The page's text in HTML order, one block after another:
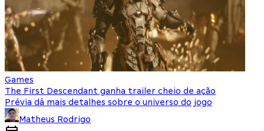
Games
The First Descendant ganha trailer cheio de ação
Prévia dá mais detalhes sobre o universo do jogo
Matheus Rodrigo